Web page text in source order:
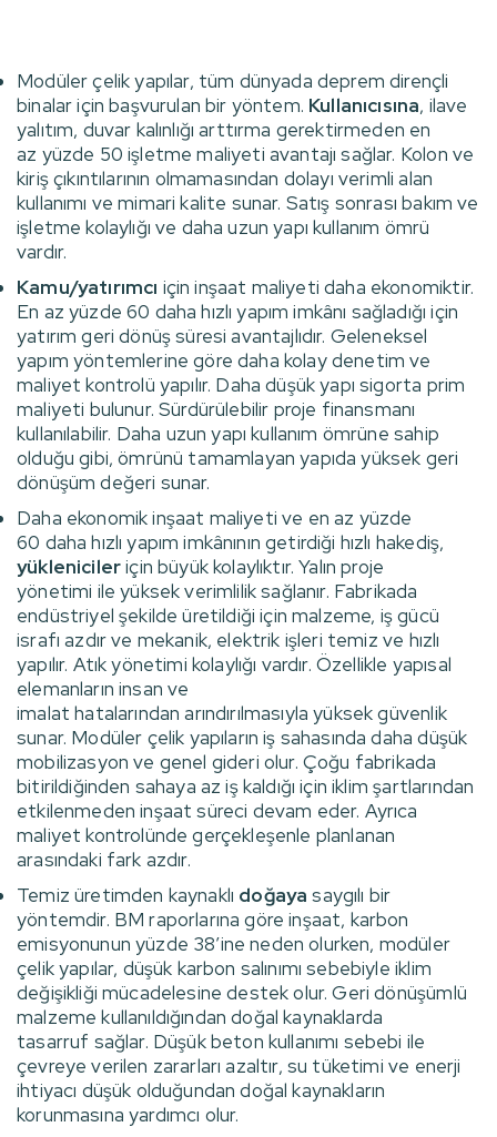
Modüler çelik yapılar, tüm dünyada deprem dirençli
binalar için başvurulan bir yöntem. Kullanıcısına, ilave
yalıtım, duvar kalınlığı arttırma gerektirmeden en
az yüzde 50 işletme maliyeti avantajı sağlar. Kolon ve
kiriş çıkıntılarının olmamasından dolayı verimli alan
kullanımı ve mimari kalite sunar. Satış sonrası bakım ve
işletme kolaylığı ve daha uzun yapı kullanım ömrü
vardır.
Kamu/yatırımcı için inşaat maliyeti daha ekonomiktir.
En az yüzde 60 daha hızlı yapım imkânı sağladığı için
yatırım geri dönüş süresi avantajlıdır. Geleneksel
yapım yöntemlerine göre daha kolay denetim ve
maliyet kontrolü yapılır. Daha düşük yapı sigorta prim
maliyeti bulunur. Sürdürülebilir proje finansmanı
kullanılabilir. Daha uzun yapı kullanım ömrüne sahip
olduğu gibi, ömrünü tamamlayan yapıda yüksek geri
dönüşüm değeri sunar.
Daha ekonomik inşaat maliyeti ve en az yüzde
60 daha hızlı yapım imkânının getirdiği hızlı hakediş,
yüklenicileriçin büyük kolaylıktır. Yalın proje
yönetimi ile yüksek verimlilik sağlanır. Fabrikada
endüstriyel şekilde üretildiği için malzeme, iş gücü
israfı azdır ve mekanik, elektrik işleri temiz ve hızlı
yapılır. Atık yönetimi kolaylığı vardır. Özellikle yapısal
elemanların insan ve
imalat hatalarından arındırılmasıyla yüksek güvenlik
sunar. Modüler çelik yapıların iş sahasında daha düşük
mobilizasyon ve genel gideri olur. Çoğu fabrikada
bitirildiğinden sahaya az iş kaldığı için iklim şartlarından
etkilenmeden inşaat süreci devam eder. Ayrıca
maliyet kontrolünde gerçekleşenle planlanan
arasındaki fark azdır.
Temiz üretimden kaynaklı doğaya saygılı bir
yöntemdir. BM raporlarına göre inşaat, karbon
emisyonunun yüzde 38’ine neden olurken, modüler
çelik yapılar, düşük karbon salınımı sebebiyle iklim
değişikliği mücadelesine destek olur. Geri dönüşümlü
malzeme kullanıldığından doğal kaynaklarda
tasarruf sağlar. Düşük beton kullanımı sebebi ile
çevreye verilen zararları azaltır, su tüketimi ve enerji
ihtiyacı düşük olduğundan doğal kaynakların
korunmasına yardımcı olur.